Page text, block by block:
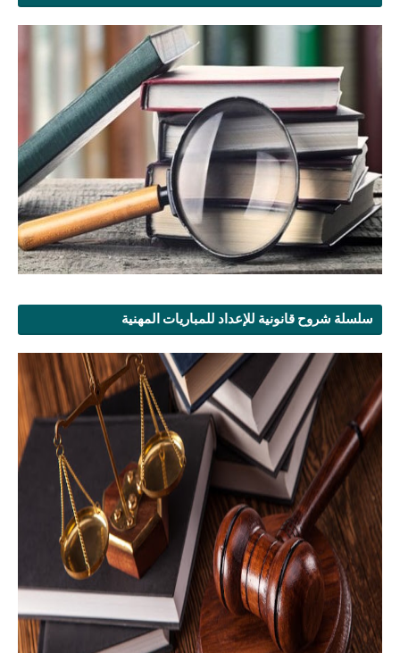
سلسلة شروح قانونية للإعداد للمباريات المهنية